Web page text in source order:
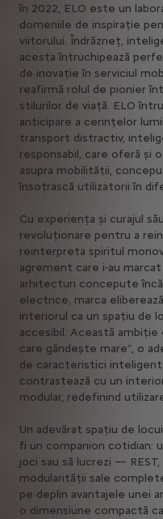
în 2022, ELO este un
domeniile de inspirație
viitorului. Îndrăzneț,
acesta întruchipează
de inovație în serviciul
reafirmă rolul de pionier
stilurilor de viață. ELO
anticipare a cerințelor
transport distractiv,
responsabil, care oferă și
asupra mobilității,
însoțrască utilizatorii în
Cu experiența și curajul
revoluționare pentru a
reinterpreta spiritul
agrement care i-au
arhitecturi concepute
electrice, marca
interiorul ca un spațiu de
accesibil. Această ambiție
care gândește mare”, o
de caracteristici
contrastează cu un
modular, redefinind
Un adevărat spațiu de
fi un companion cotidian:
joci sau să lucrezi —
modularității sale
pe deplin avantajele unei
o dimensiune compactă